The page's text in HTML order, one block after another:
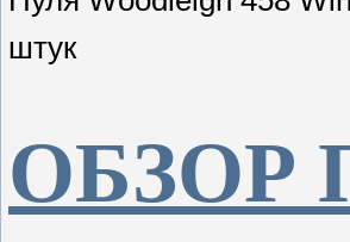
штук
ОБЗОР